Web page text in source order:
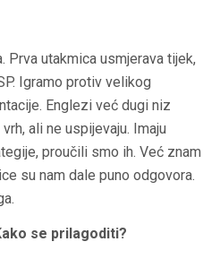
Prva utakmica usmjerava tijek,
Igramo protiv velikog
Englezi već dugi niz
ali ne uspijevaju. Imaju
proučili smo ih. Već znam
su nam dale puno odgovora.
se prilagoditi?